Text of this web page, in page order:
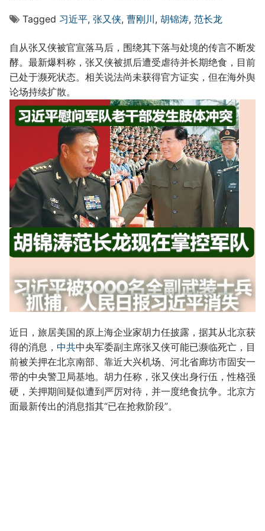
Tagged 习近平, 张又侠, 曹刚川 , 胡锦涛, 范长龙
自从张又侠被官宣落马后，围绕其下落与处境的传言不断发
酵。最新爆料称，张又侠被抓后遭受虐待并长期绝食，目前
已处于濒死状态。相关说法尚未获得官方证实，但在海外舆
论场持续扩散。
近日，旅居美国的原上海企业家胡力任披露，据其从北京获
得的消息， 中共中央军委副主席张又侠可能已濒临死亡，目
前被关押在北京南部、靠近大兴机场、河北省廊坊市固安一
带的中央警卫局基地。胡力任称，张又侠出身行伍，性格强
硬，关押期间疑似遭到严厉对待，并一度绝食抗争。北京方
面最新传出的消息指其“已在抢救阶段”。